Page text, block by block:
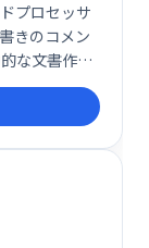
プロセッサ
きのコメン
な文書作成
自由に表現